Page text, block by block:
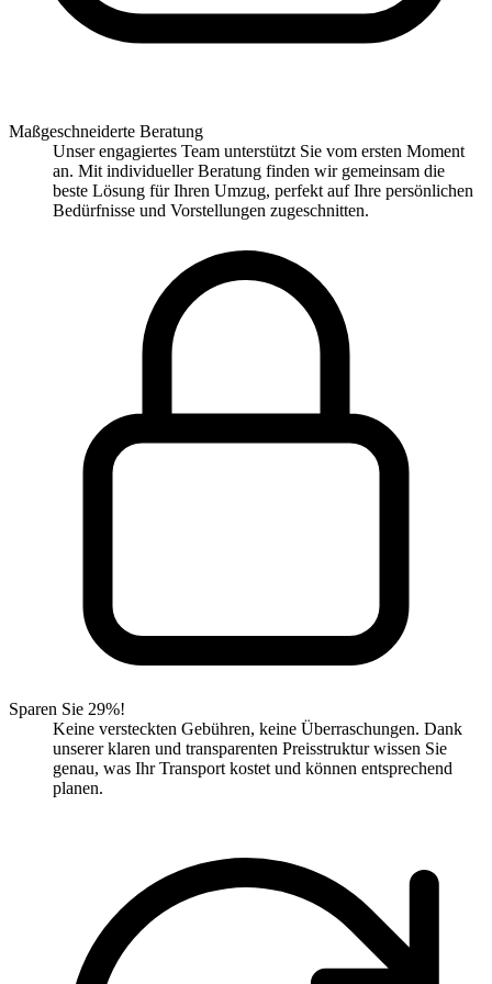
Maßgeschneiderte Beratung
Unser engagiertes Team unterstützt Sie vom ersten Moment
an. Mit individueller Beratung finden wir gemeinsam die
beste Lösung für Ihren Umzug, perfekt auf Ihre persönlichen
Bedürfnisse und Vorstellungen zugeschnitten.
Sparen Sie 29%!
Keine versteckten Gebühren, keine Überraschungen. Dank
unserer klaren und transparenten Preisstruktur wissen Sie
genau, was Ihr Transport kostet und können entsprechend
planen.